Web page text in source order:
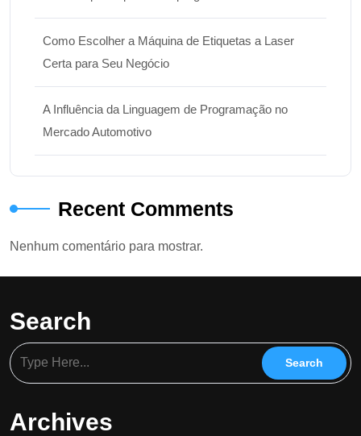
Como Escolher a Máquina de Etiquetas a Laser
Certa para Seu Negócio
A Influência da Linguagem de Programação no
Mercado Automotivo
Recent Comments
Nenhum comentário para mostrar.
Search
Archives